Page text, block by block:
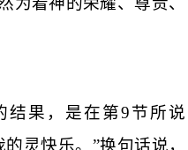
结果，是在第9节所说
灵快乐。”换句话说，